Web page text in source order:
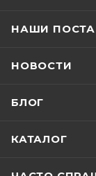
НАШИ
НОВОСТИ
БЛОГ
КАТАЛОГ